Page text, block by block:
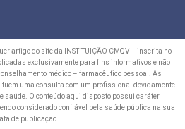
artigo do site da INSTITUIÇÃO CMQV – inscrita no
exclusivamente para fins informativos e não
médico – farmacêutico pessoal. As
uma consulta com um profissional devidamente
saúde. O conteúdo aqui disposto possui caráter
considerado confiável pela saúde pública na sua
de publicação.